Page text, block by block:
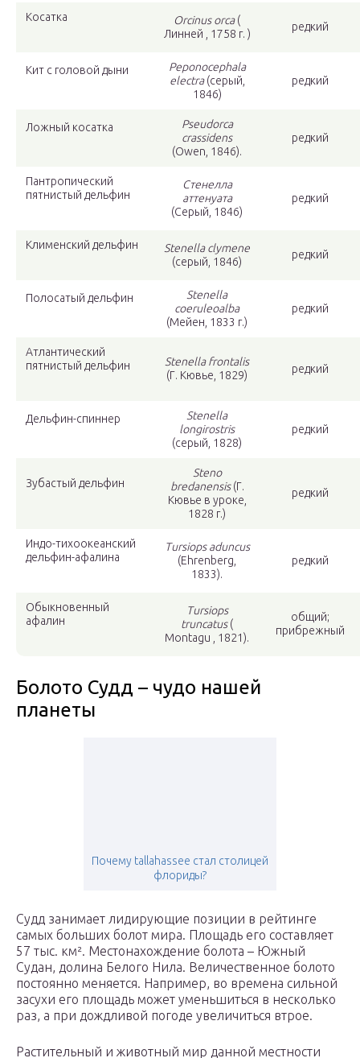
Косатка Orcinus orca(
Линней , 1758 г. )
редкий
Кит с головой дыни
Peponocephala
electra(серый,
1846)
редкий
Ложный косатка
Pseudorca
crassidens
(Owen, 1846).
редкий
Пантропический
пятнистый дельфин
Стенелла
аттенуата
(Серый, 1846)
редкий
Клименский дельфин
Stenella clymene
(серый, 1846)
редкий
Полосатый дельфин
Stenella
coeruleoalba
(Мейен, 1833 г.)
редкий
Атлантический
пятнистый дельфин
Stenella frontalis
(Г. Кювье, 1829)
редкий
Дельфин-спиннер
Stenella
longirostris
(серый, 1828)
редкий
Зубастый дельфин
Steno
bredanensis(Г.
Кювье в уроке,
1828 г.)
редкий
Индо-тихоокеанский
дельфин-афалина
Tursiops aduncus
(Ehrenberg,
1833).
редкий
Обыкновенный
афалин
Tursiops
truncatus(
Montagu , 1821).
общий;
прибрежный
Болото Судд – чудо нашей
планеты
Почему tallahassee стал столицей
флориды?
Судд занимает лидирующие позиции в рейтинге
самых больших болот мира. Площадь его составляет
57 тыс. км². Местонахождение болота – Южный
Судан, долина Белого Нила. Величественное болото
постоянно меняется. Например, во времена сильной
засухи его площадь может уменьшиться в несколько
раз, а при дождливой погоде увеличиться втрое.
Растительный и животный мир данной местности